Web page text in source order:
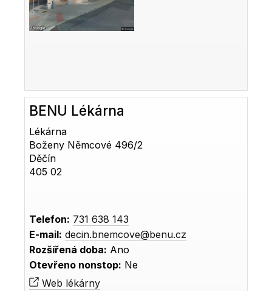
BENU Lékárna
Lékárna
Boženy Němcové 496/2
Děčín
405 02
Telefon: 731 638 143
E-mail: decin.bnemcove@benu.cz
Rozšířená doba: Ano
Otevřeno nonstop: Ne
Web lékárny